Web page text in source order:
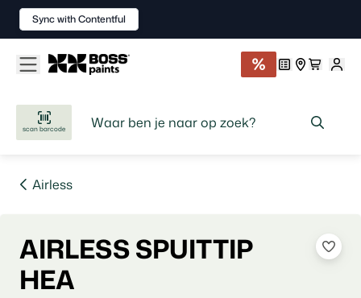
scan barcode
Airless
AIRLESS SPUITTIP
HEA
Sync with Contentful